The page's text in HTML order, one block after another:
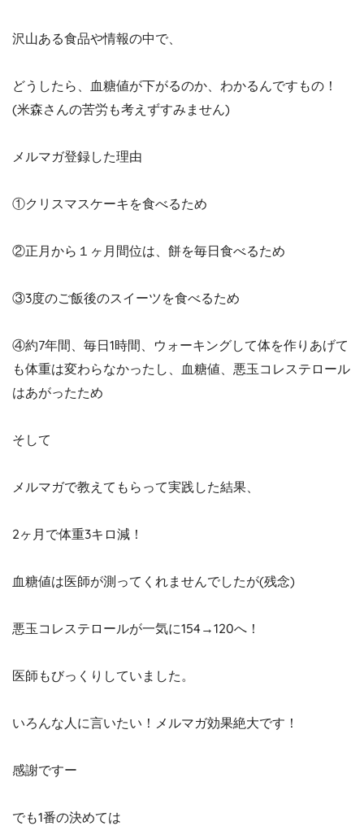
沢山ある食品や情報の中で、
どうしたら、血糖値が下がるのか、わかるんですもの！
(米森さんの苦労も考えずすみません)
メルマガ登録した理由
①クリスマスケーキを食べるため
②正月から１ヶ月間位は、餅を毎日食べるため
③3度のご飯後のスイーツを食べるため
④約7年間、毎日1時間、ウォーキングして体を作りあげて
も体重は変わらなかったし、血糖値、悪玉コレステロール
はあがったため
そして
メルマガで教えてもらって実践した結果、
2ヶ月で体重3キロ減！
血糖値は医師が測ってくれませんでしたが(残念)
悪玉コレステロールが一気に154→120へ！
医師もびっくりしていました。
いろんな人に言いたい！メルマガ効果絶大です！
感謝ですー
でも1番の決めては